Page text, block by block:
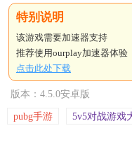
该游戏需要加速器支持
推荐使用ourplay加速器体验
点击此处下载
版本：4.5.0安卓版
pubg手游 5v5对战游戏